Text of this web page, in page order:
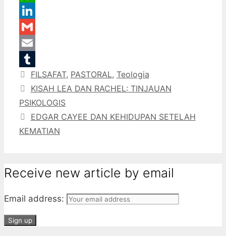
WhatsApp
LinkedIn
Gmail
Email
Tumblr
Categories
FILSAFAT, PASTORAL, Teologia
KISAH LEA DAN RACHEL: TINJAUAN
PSIKOLOGIS
EDGAR CAYEE DAN KEHIDUPAN SETELAH
KEMATIAN
Receive new article by email
Email address: